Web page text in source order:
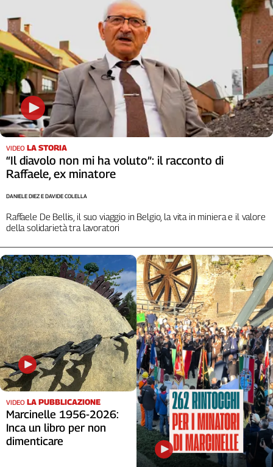
VIDEO LA STORIA
“Il diavolo non mi ha voluto”: il racconto di
Raffaele, ex minatore
Raffaele De Bellis, il suo viaggio in Belgio, la vita in miniera e il valore
della solidarietà tra lavoratori
DANIELE DIEZ E DAVIDE COLELLA
VIDEO LA PUBBLICAZIONE
Marcinelle 1956-2026:
Inca un libro per non
dimenticare